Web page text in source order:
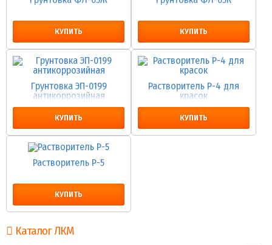
КУПИТЬ КУПИТЬ
Грунтовка ЭП-0199
антикоррозийная
КУПИТЬ
Растворитель Р-4 для
красок
КУПИТЬ
Растворитель Р-5
КУПИТЬ
Каталог ЛКМ